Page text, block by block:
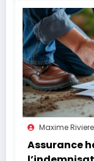
Maxime Riviere
Assurance